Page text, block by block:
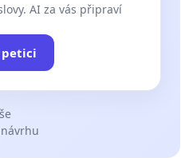
AI za vás připraví